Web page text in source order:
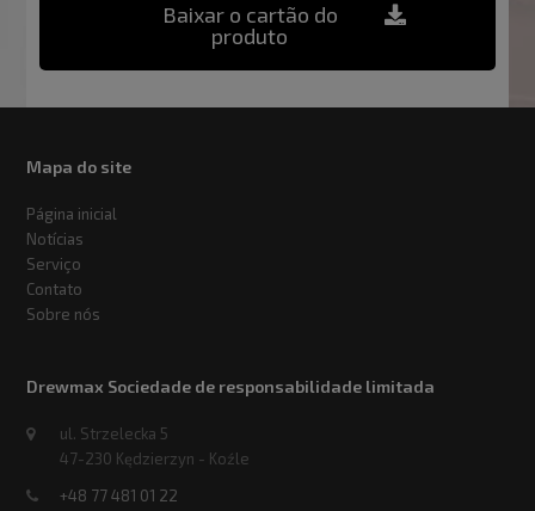
Baixar o cartão do
produto
Mapa do site
Página inicial
Notícias
Serviço
Contato
Sobre nós
Drewmax Sociedade de responsabilidade limitada
ul. Strzelecka 5
47-230 Kędzierzyn - Koźle
+48 77 481 01 22